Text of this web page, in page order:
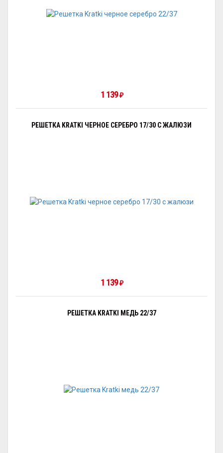
1 139₽
РЕШЕТКА KRATKI ЧЕРНОЕ СЕРЕБРО 17/30 С ЖАЛЮЗИ
1 139₽
РЕШЕТКА KRATKI МЕДЬ 22/37